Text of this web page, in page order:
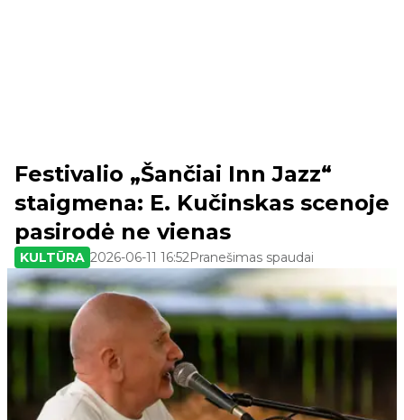
Festivalio „Šančiai Inn Jazz“
staigmena: E. Kučinskas scenoje
pasirodė ne vienas
KULTŪRA 2026-06-11 16:52Pranešimas spaudai